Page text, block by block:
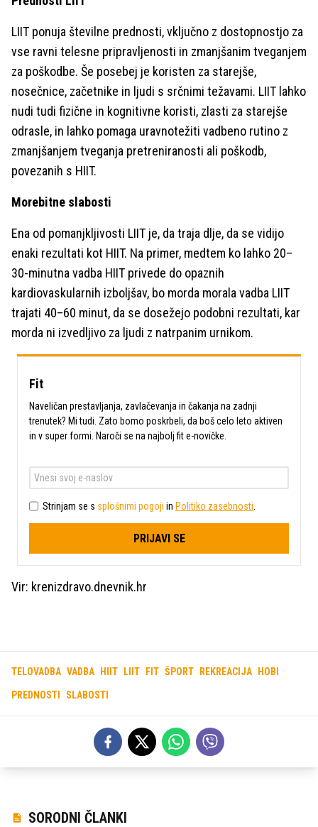
LIIT ponuja številne prednosti, vključno z dostopnostjo za
vse ravni telesne pripravljenosti in zmanjšanim tveganjem
za poškodbe. Še posebej je koristen za starejše,
nosečnice, začetnike in ljudi s srčnimi težavami. LIIT lahko
nudi tudi fizične in kognitivne koristi, zlasti za starejše
odrasle, in lahko pomaga uravnotežiti vadbeno rutino z
zmanjšanjem tveganja pretreniranosti ali poškodb,
povezanih s HIIT.
Morebitne slabosti
Ena od pomanjkljivosti LIIT je, da traja dlje, da se vidijo
enaki rezultati kot HIIT. Na primer, medtem ko lahko 20–
30-minutna vadba HIIT privede do opaznih
kardiovaskularnih izboljšav, bo morda morala vadba LIIT
trajati 40–60 minut, da se dosežejo podobni rezultati, kar
morda ni izvedljivo za ljudi z natrpanim urnikom.
Fit
Naveličan prestavljanja, zavlačevanja in čakanja na zadnji
trenutek? Mi tudi. Zato bomo poskrbeli, da boš celo leto aktiven
in v super formi. Naroči se na najbolj fit e-novičke.
Strinjam se s splošnimi pogoji in Politiko zasebnosti
PRIJAVI SE
Vir: krenizdravo.dnevnik.hr
TELOVADBA VADBA HIIT LIIT FIT ŠPORT REKREACIJA HOBI
PREDNOSTI SLABOSTI
SORODNI ČLANKI